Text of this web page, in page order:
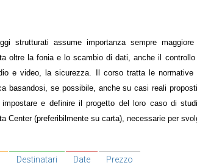
strutturati assume importanza sempre
oltre la fonia e lo scambio di dati, anche il
e video, la sicurezza. Il corso tratta le
basandosi, se possibile, anche su casi reali
impostare e definire il progetto del loro caso di
Center (preferibilmente su carta), necessarie per
Destinatari Date Prezzo